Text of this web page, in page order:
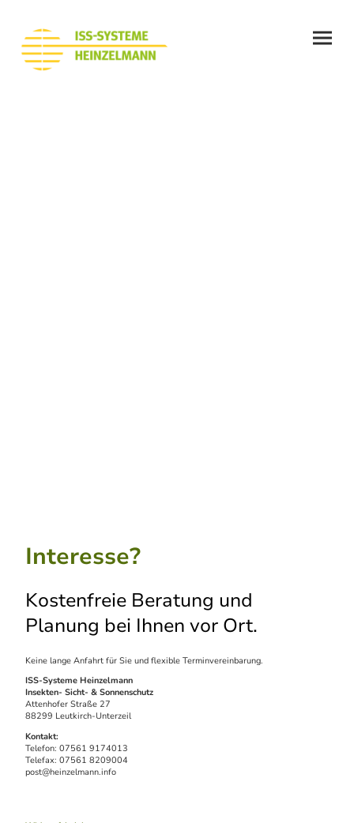
Interesse?
Kostenfreie Beratung und
Planung bei Ihnen vor Ort.
Keine lange Anfahrt für Sie und flexible Terminvereinbarung.
ISS-Systeme Heinzelmann
Insekten- Sicht- & Sonnenschutz
Attenhofer Straße 27
88299 Leutkirch-Unterzeil
Kontakt:
Telefon: 07561 9174013
Telefax: 07561 8209004
post@heinzelmann.info